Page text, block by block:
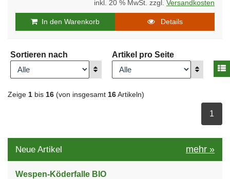
inkl. 20 % MwSt. zzgl. Versandkosten
In den Warenkorb Details
Sortieren nach
Anzeigen
Artikel pro Seite
Anzeigen
Zeige 1 bis 16 (von insgesamt 16 Artikeln)
1
Neue Artikel mehr »
Wespen-Köderfalle BIO